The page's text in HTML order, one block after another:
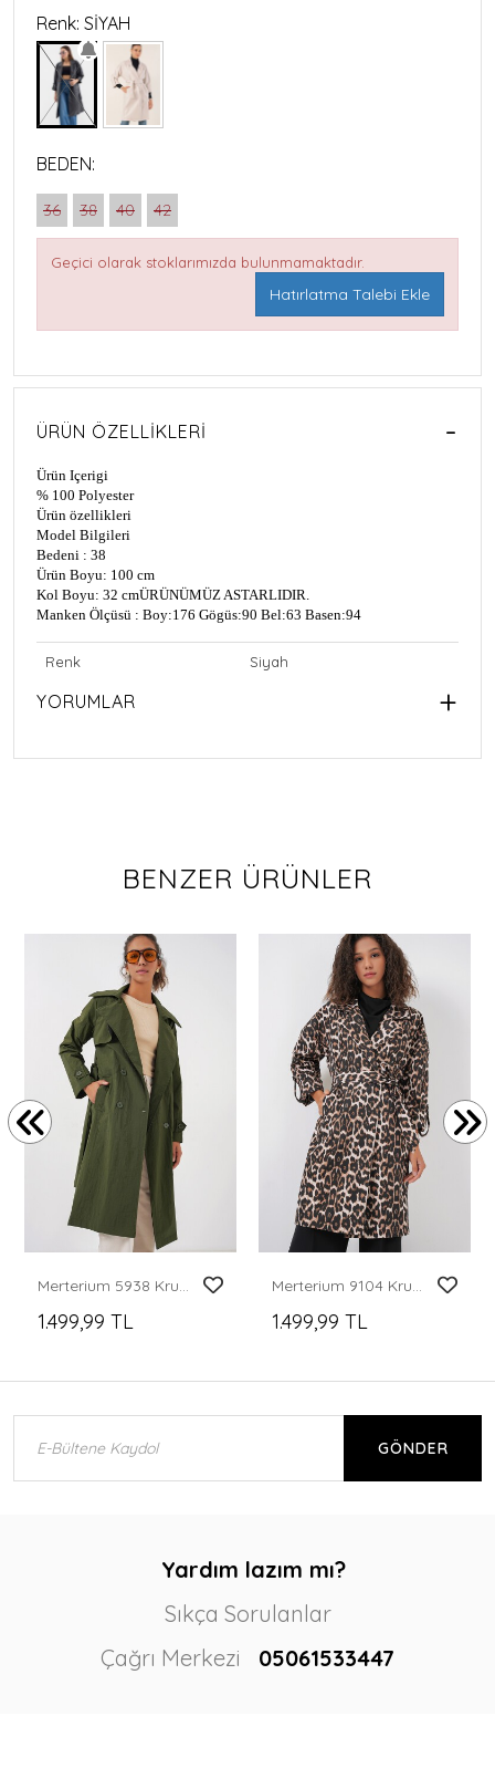
Renk: SİYAH
BEDEN:
36 38 40 42
Geçici olarak stoklarımızda bulunmamaktadır.
Hatırlatma Talebi Ekle
ÜRÜN ÖZELLIKLERI
Ürün Içerigi
% 100 Polyester
Ürün özellikleri
Model Bilgileri
Bedeni : 38
Ürün Boyu: 100 cm
Kol Boyu: 32 cmÜRÜNÜMÜZ ASTARLIDIR.
Manken Ölçüsü : Boy:176 Gögüs:90 Bel:63 Basen:94
Renk Siyah
YORUMLAR
BENZER ÜRÜNLER
Merterium 5938 Kruvaze Yaka Trençkot - Haki
1.499,99 TL
Merterium 9104 Kruvaze Yaka Astarlı Trençkot - M. Kahverengi
1.499,99 TL
GÖNDER
Yardım lazım mı?
Sıkça Sorulanlar
Çağrı Merkezi
05061533447